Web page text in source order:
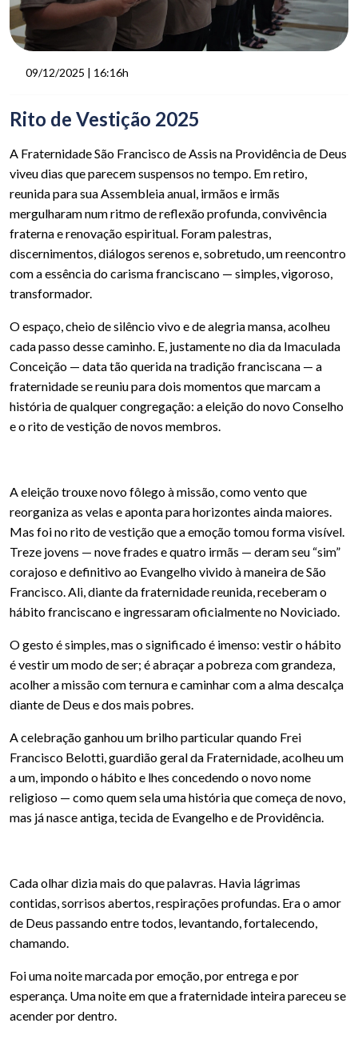
09/12/2025 | 16:16h
Rito de Vestição 2025
A Fraternidade São Francisco de Assis na Providência de Deus
viveu dias que parecem suspensos no tempo. Em retiro,
reunida para sua Assembleia anual, irmãos e irmãs
mergulharam num ritmo de reflexão profunda, convivência
fraterna e renovação espiritual. Foram palestras,
discernimentos, diálogos serenos e, sobretudo, um reencontro
com a essência do carisma franciscano — simples, vigoroso,
transformador.
O espaço, cheio de silêncio vivo e de alegria mansa, acolheu
cada passo desse caminho. E, justamente no dia da Imaculada
Conceição — data tão querida na tradição franciscana — a
fraternidade se reuniu para dois momentos que marcam a
história de qualquer congregação: a eleição do novo Conselho
e o rito de vestição de novos membros.
A eleição trouxe novo fôlego à missão, como vento que
reorganiza as velas e aponta para horizontes ainda maiores.
Mas foi no rito de vestição que a emoção tomou forma visível.
Treze jovens — nove frades e quatro irmãs — deram seu “sim”
corajoso e definitivo ao Evangelho vivido à maneira de São
Francisco. Ali, diante da fraternidade reunida, receberam o
hábito franciscano e ingressaram oficialmente no Noviciado.
O gesto é simples, mas o significado é imenso: vestir o hábito
é vestir um modo de ser; é abraçar a pobreza com grandeza,
acolher a missão com ternura e caminhar com a alma descalça
diante de Deus e dos mais pobres.
A celebração ganhou um brilho particular quando Frei
Francisco Belotti, guardião geral da Fraternidade, acolheu um
a um, impondo o hábito e lhes concedendo o novo nome
religioso — como quem sela uma história que começa de novo,
mas já nasce antiga, tecida de Evangelho e de Providência.
Cada olhar dizia mais do que palavras. Havia lágrimas
contidas, sorrisos abertos, respirações profundas. Era o amor
de Deus passando entre todos, levantando, fortalecendo,
chamando.
Foi uma noite marcada por emoção, por entrega e por
esperança. Uma noite em que a fraternidade inteira pareceu se
acender por dentro.